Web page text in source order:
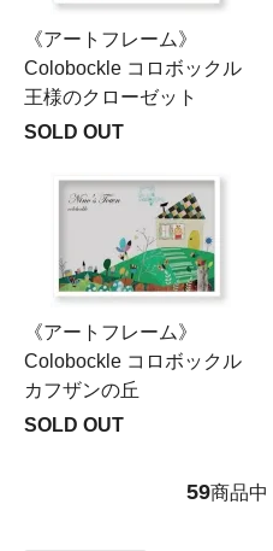
《アートフレーム》
Colobockle コロボックル
王様のクローゼット
SOLD OUT
《アートフレーム》
Colobockle コロボックル
カフザンの丘
SOLD OUT
59商品中